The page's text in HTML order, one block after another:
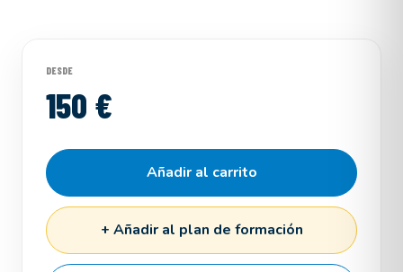
DESDE
150 €
Añadir al carrito
+ Añadir al plan de formación